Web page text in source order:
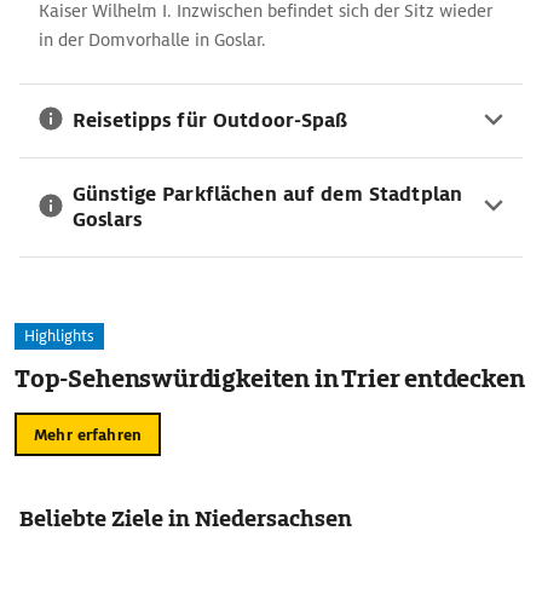
Kaiser Wilhelm I. Inzwischen befindet sich der Sitz wieder
in der Domvorhalle in Goslar.
Reisetipps für Outdoor-Spaß
Günstige Parkflächen auf dem Stadtplan
Goslars
Highlights
Top-Sehenswürdigkeiten in Trier entdecken
Mehr erfahren
Beliebte Ziele in Niedersachsen